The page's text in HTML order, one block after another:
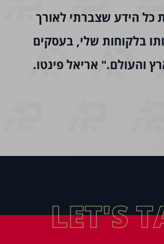
כל הידע שצברתי לאורך
בלקוחות שלי, בעסקים
והעולם." אריאל פינטו.
LET'S